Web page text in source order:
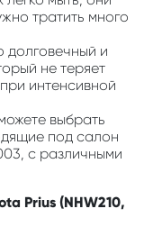
тратить много
долговечный и
не теряет
интенсивной
выбрать
под салон
с различными
Prius (NHW210,